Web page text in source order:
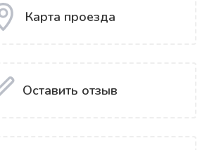
Карта проезда
Оставить отзыв